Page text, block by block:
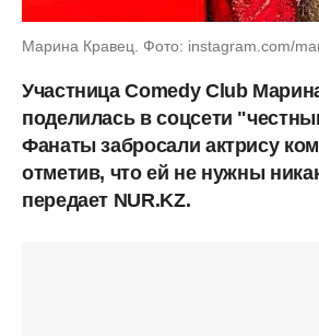
Марина Кравец. Фото: instagram.com/
Участница Comedy Club
поделилась в соцсети
Фанаты забросали актрису
отметив, что ей не нужны
передает NUR.KZ.